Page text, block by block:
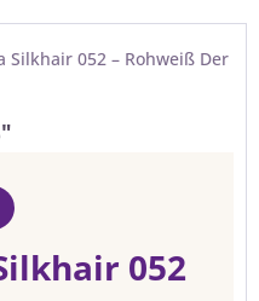
Silkhair 052 – Rohweiß Der
052